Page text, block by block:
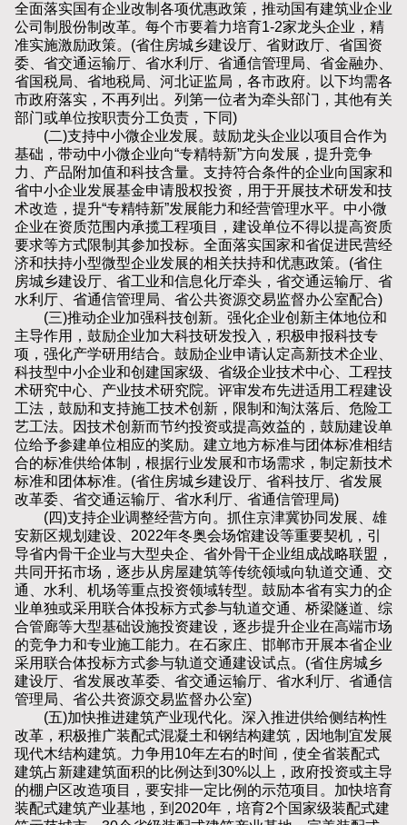
全面落实国有企业改制各项优惠政策，推动国有建筑业企业
公司制股份制改革。每个市要着力培育1-2家龙头企业，精
准实施激励政策。(省住房城乡建设厅、省财政厅、省国资
委、省交通运输厅、省水利厅、省通信管理局、省金融办、
省国税局、省地税局、河北证监局，各市政府。以下均需各
市政府落实，不再列出。列第一位者为牵头部门，其他有关
部门或单位按职责分工负责，下同)
(二)支持中小微企业发展。鼓励龙头企业以项目合作为
基础，带动中小微企业向“专精特新”方向发展，提升竞争
力、产品附加值和科技含量。支持符合条件的企业向国家和
省中小企业发展基金申请股权投资，用于开展技术研发和技
术改造，提升“专精特新”发展能力和经营管理水平。中小微
企业在资质范围内承揽工程项目，建设单位不得以提高资质
要求等方式限制其参加投标。全面落实国家和省促进民营经
济和扶持小型微型企业发展的相关扶持和优惠政策。(省住
房城乡建设厅、省工业和信息化厅牵头，省交通运输厅、省
水利厅、省通信管理局、省公共资源交易监督办公室配合)
(三)推动企业加强科技创新。强化企业创新主体地位和
主导作用，鼓励企业加大科技研发投入，积极申报科技专
项，强化产学研用结合。鼓励企业申请认定高新技术企业、
科技型中小企业和创建国家级、省级企业技术中心、工程技
术研究中心、产业技术研究院。评审发布先进适用工程建设
工法，鼓励和支持施工技术创新，限制和淘汰落后、危险工
艺工法。因技术创新而节约投资或提高效益的，鼓励建设单
位给予参建单位相应的奖励。建立地方标准与团体标准相结
合的标准供给体制，根据行业发展和市场需求，制定新技术
标准和团体标准。(省住房城乡建设厅、省科技厅、省发展
改革委、省交通运输厅、省水利厅、省通信管理局)
(四)支持企业调整经营方向。抓住京津冀协同发展、雄
安新区规划建设、2022年冬奥会场馆建设等重要契机，引
导省内骨干企业与大型央企、省外骨干企业组成战略联盟，
共同开拓市场，逐步从房屋建筑等传统领域向轨道交通、交
通、水利、机场等重点投资领域转型。鼓励本省有实力的企
业单独或采用联合体投标方式参与轨道交通、桥梁隧道、综
合管廊等大型基础设施投资建设，逐步提升企业在高端市场
的竞争力和专业施工能力。在石家庄、邯郸市开展本省企业
采用联合体投标方式参与轨道交通建设试点。(省住房城乡
建设厅、省发展改革委、省交通运输厅、省水利厅、省通信
管理局、省公共资源交易监督办公室)
(五)加快推进建筑产业现代化。深入推进供给侧结构性
改革，积极推广装配式混凝土和钢结构建筑，因地制宜发展
现代木结构建筑。力争用10年左右的时间，使全省装配式
建筑占新建建筑面积的比例达到30%以上，政府投资或主导
的棚户区改造项目，要安排一定比例的示范项目。加快培育
装配式建筑产业基地，到2020年，培育2个国家级装配式建